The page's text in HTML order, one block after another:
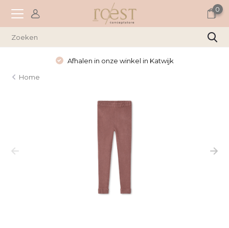
0
Afhalen in onze winkel in Katwijk
Home